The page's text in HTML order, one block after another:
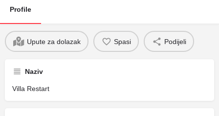
Profile
Upute za dolazak Spasi Podijeli
Naziv
Villa Restart